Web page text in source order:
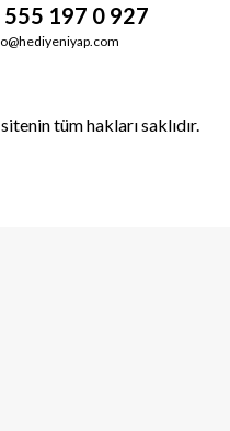
555 197 0 927
tüm hakları saklıdır.